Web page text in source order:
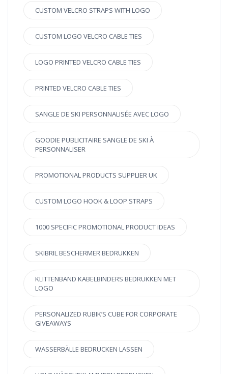
CUSTOM VELCRO STRAPS WITH LOGO
CUSTOM LOGO VELCRO CABLE TIES
LOGO PRINTED VELCRO CABLE TIES
PRINTED VELCRO CABLE TIES
SANGLE DE SKI PERSONNALISÉE AVEC LOGO
GOODIE PUBLICITAIRE SANGLE DE SKI À
PERSONNALISER
PROMOTIONAL PRODUCTS SUPPLIER UK
CUSTOM LOGO HOOK & LOOP STRAPS
1000 SPECIFIC PROMOTIONAL PRODUCT IDEAS
SKIBRIL BESCHERMER BEDRUKKEN
KLITTENBAND KABELBINDERS BEDRUKKEN MET
LOGO
PERSONALIZED RUBIK’S CUBE FOR CORPORATE
GIVEAWAYS
WASSERBÄLLE BEDRUCKEN LASSEN